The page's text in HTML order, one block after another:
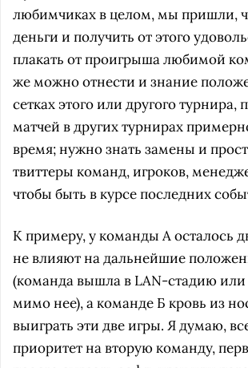
любимчиках в целом, мы пришли,
деньги и получить от этого
плакать от проигрыша любимой
же можно отнести и знание
сетках этого или другого турнира,
матчей в других турнирах
время; нужно знать замены и
твиттеры команд, игроков,
чтобы быть в курсе последних
К примеру, у команды А осталось
не влияют на дальнейшие
(команда вышла в LAN-стадию или
мимо нее), а команде Б кровь из
выиграть эти две игры. Я думаю,
приоритет на вторую команду,